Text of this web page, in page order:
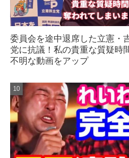
委員会を途中退席した立憲・
党に抗議！私の貴重な質疑時
不明な動画をアップ